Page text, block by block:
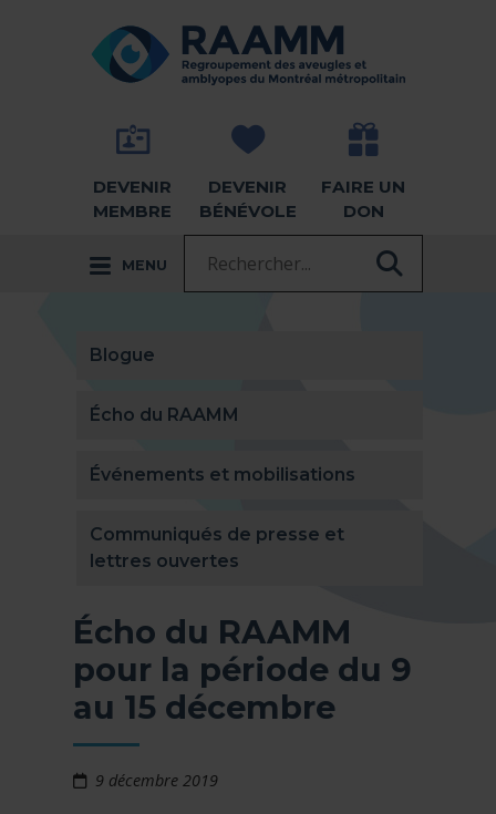
RETOUR À LA PAGE D'ACCUEIL -
DEVENIR
MEMBRE
DEVENIR
BÉNÉVOLE
FAIRE UN
DON
MENU
Blogue
Écho du RAAMM
Événements et mobilisations
Communiqués de presse et
lettres ouvertes
Écho du RAAMM
pour la période du 9
au 15 décembre
9 décembre 2019